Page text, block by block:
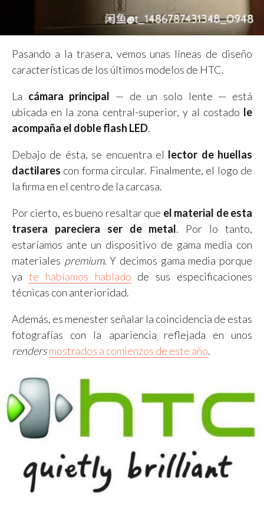
Pasando a la trasera, vemos unas líneas de diseño
características de los últimos modelos de HTC.
La cámara principal — de un solo lente — está
ubicada en la zona central-superior, y al costado le
acompaña el doble flash LED.
Debajo de ésta, se encuentra el lector de huellas
dactilares con forma circular. Finalmente, el logo de
la firma en el centro de la carcasa.
Por cierto, es bueno resaltar que el material de esta
trasera pareciera ser de metal. Por lo tanto,
estaríamos ante un dispositivo de gama media con
materiales premium. Y decimos gama media porque
ya te habíamos hablado de sus especificaciones
técnicas con anterioridad.
Además, es menester señalar la coincidencia de estas
fotografías con la apariencia reflejada en unos
rendersmostrados a comienzos de este año.